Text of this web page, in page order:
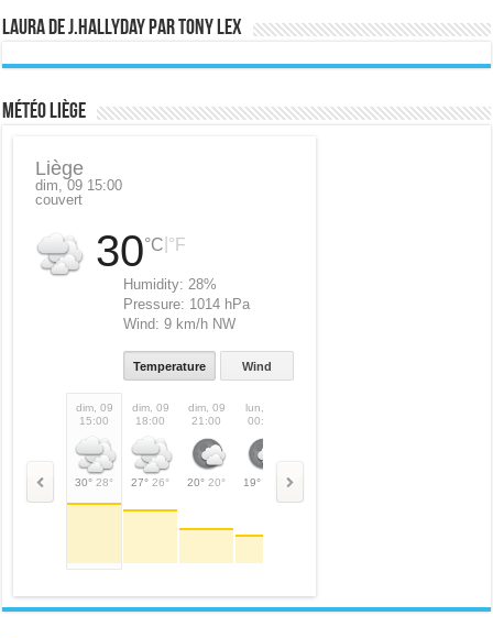
Laura de J.Hallyday par Tony Lex
Météo Liège
Liège
dim, 09 15:00
couvert
30°C °F
Humidity: 28%
Pressure: 1014 hPa
Wind:9 km/h NW
Temperature Wind
dim, 09
15:00
30° 28°
dim, 09
18:00
27° 26°
dim, 09
21:00
20° 20°
lun, 10
00:00
19°